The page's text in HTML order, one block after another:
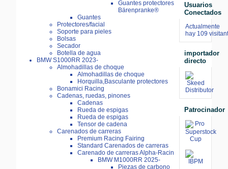
Guantes protectores
Bärenpranke®
Guantes
Protectores/facial
Soporte para pieles
Bolsas
Secador
Botella de agua
BMW S1000RR 2023-
Almohadillas de choque
Almohadillas de choque
Horquilla,Basculante protectores
Bonamici Racing
Cadenas, ruedas, pinones
Cadenas
Rueda de espigas
Rueda de espigas
Tensor de cadena
Carenados de carreras
Premium Racing Fairing
Standard Carenados de carreras
Carenado de carreras Alpha-Racin
BMW M1000RR 2025-
Piezas de carbono
Usuarios
Conectados
Actualmente
hay 109
importador
directo
Patrocinador